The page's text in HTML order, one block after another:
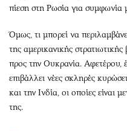
πίεση στη Ρωσία για συμφωνία
Όμως, τι μπορεί να
της αμερικανικής
προς την Ουκρανία. Αφετέρου,
επιβάλλει νέες σκληρές
και την Ινδία, οι οποίες είναι
της.